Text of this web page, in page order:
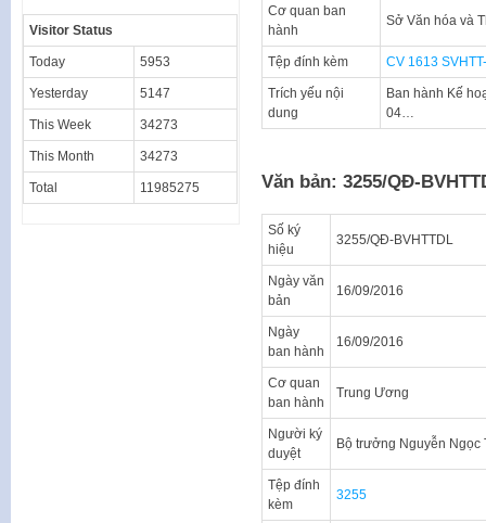
Cơ quan ban
hành
Sở Văn hóa và
Tệp đính kèm CV 1613
Trích yếu nội
dung
Ban hành Kế
04…
Văn bản: 3255/QĐ-
Số ký
hiệu
3255/QĐ-BVHTTDL
Ngày văn
bản
16/09/2016
Ngày
ban hành
16/09/2016
Cơ quan
ban hành
Trung Ương
Người ký
duyệt
Bộ trưởng Nguyễn Ngọc
Tệp đính
kèm
3255
Visitor Status
Today 5953
Yesterday 5147
This Week 34273
This Month 34273
Total 11985275